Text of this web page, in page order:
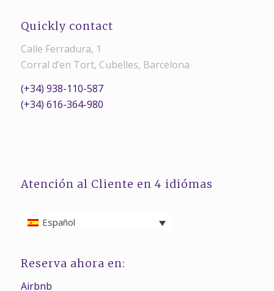
Quickly contact
Calle Ferradura, 1
Corral d’en Tort, Cubelles, Barcelona
(+34) 938-110-587
(+34) 616-364-980
Atención al Cliente en 4 idiómas
Español
Reserva ahora en:
Airbnb